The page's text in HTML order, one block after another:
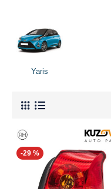
Yaris
-29 %